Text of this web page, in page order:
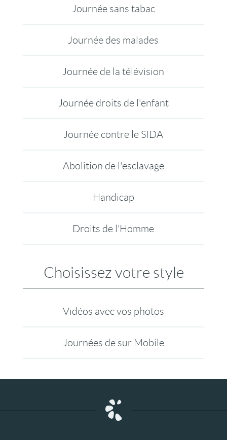
Journée sans tabac
Journée des malades
Journée de la télévision
Journée droits de l'enfant
Journée contre le SIDA
Abolition de l'esclavage
Handicap
Droits de l'Homme
Choisissez votre style
Vidéos avec vos photos
Journées de sur Mobile